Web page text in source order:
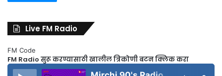
Live FM Radio
FM Code
FM Radio सुरू करण्यासाठी खालील त्रिकोणी बटन क्लिक करा